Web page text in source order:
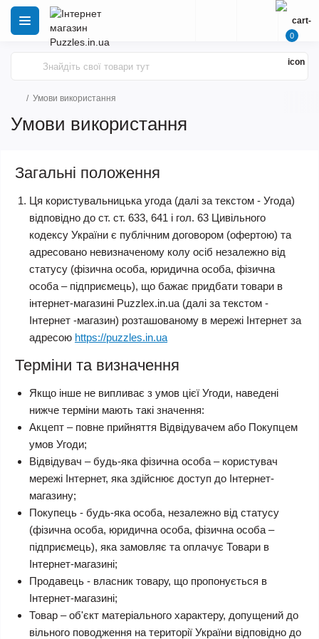
0
Умови використання
Умови використання
Загальні положення
Ця користувальницька угода (далі за текстом - Угода)
відповідно до ст. ст. 633, 641 і гол. 63 Цивільного
кодексу України є публічним договором (офертою) та
адресовано невизначеному колу осіб незалежно від
статусу (фізична особа, юридична особа, фізична
особа – підприємець), що бажає придбати товари в
інтернет-магазині Puzzlex.in.ua (далі за текстом -
Інтернет -магазин) розташованому в мережі Інтернет за
адресою https://puzzles.in.ua
Терміни та визначення
Якщо інше не випливає з умов цієї Угоди, наведені
нижче терміни мають такі значення:
Акцепт – повне прийняття Відвідувачем або Покупцем
умов Угоди;
Відвідувач – будь-яка фізична особа – користувач
мережі Інтернет, яка здійснює доступ до Інтернет-
магазину;
Покупець - будь-яка особа, незалежно від статусу
(фізична особа, юридична особа, фізична особа –
підприємець), яка замовляє та оплачує Товари в
Інтернет-магазині;
Продавець - власник товару, що пропонується в
Інтернет-магазині;
Товар – об'єкт матеріального характеру, допущений до
вільного поводження на території України відповідно до